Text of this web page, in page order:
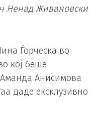
Ненад Живановски
Ѓорческа во
кој беше
Анисимова
даде ексклузивно